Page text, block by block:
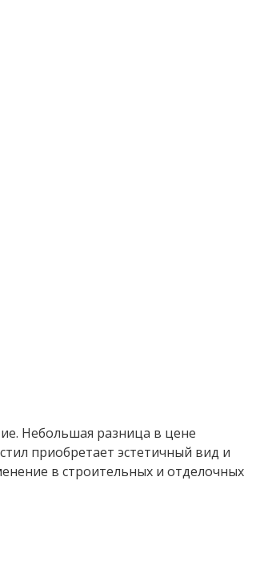
Небольшая разница в цене
приобретает эстетичный вид и
в строительных и отделочных